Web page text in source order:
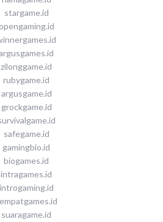
stargame.id
opengaming.id
zilonggame.id
rubygame.id
argusgame.id
grockgame.id
safegame.id
gamingbio.id
biogames.id
intragames.id
introgaming.id
suaragame.id